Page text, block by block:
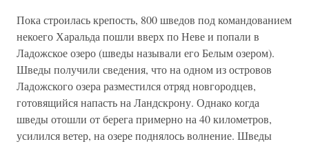
Пока строилась крепость, 800 шведов под командованием
некоего Харальда пошли вверх по Неве и попали в
Ладожское озеро (шведы называли его Белым озером).
Шведы получили сведения, что на одном из островов
Ладожского озера разместился отряд новгородцев,
готовящийся напасть на Ландскрону. Однако когда
шведы отошли от берега примерно на 40 километров,
усилился ветер, на озере поднялось волнение. Шведы